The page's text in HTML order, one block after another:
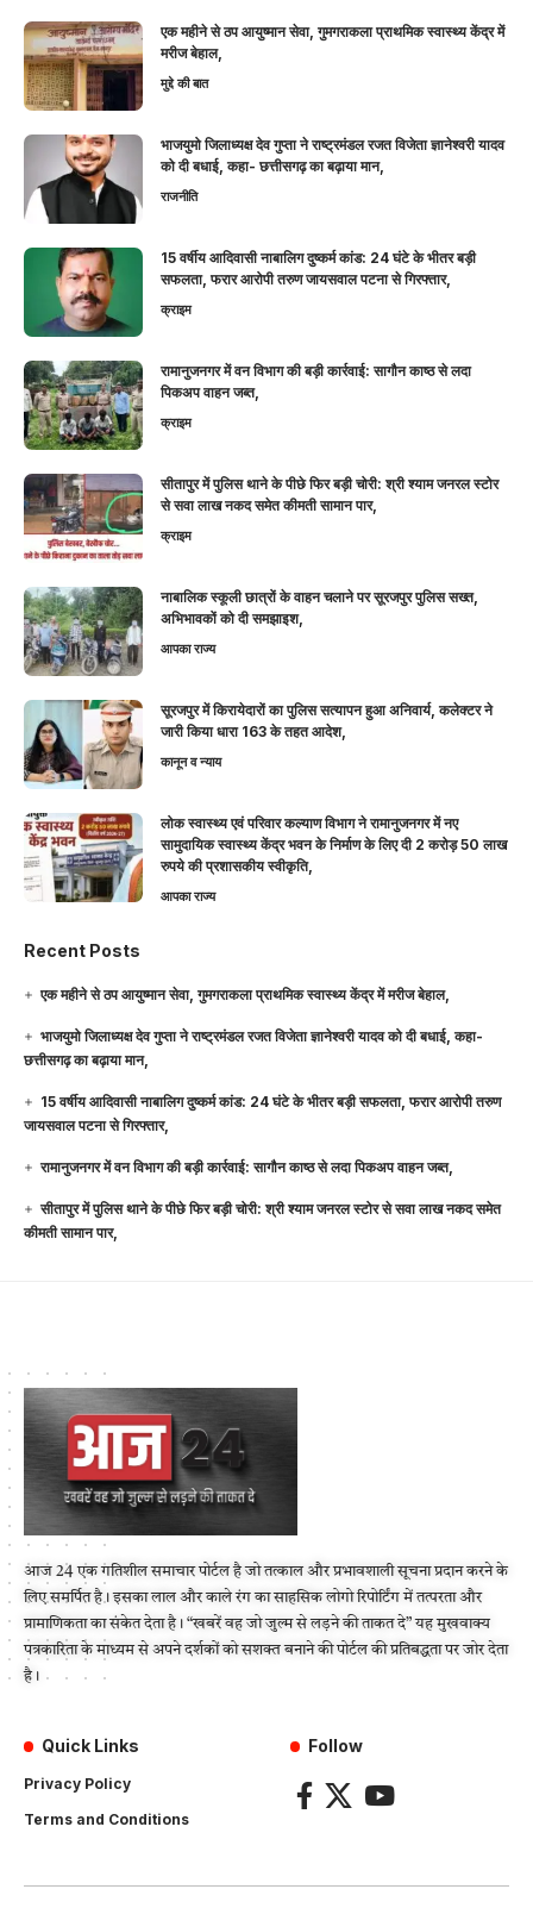
एक महीने से ठप आयुष्मान सेवा, गुमगराकला प्राथमिक स्वास्थ्य केंद्र में
मरीज बेहाल,
मुद्दे की बात
भाजयुमो जिलाध्यक्ष देव गुप्ता ने राष्ट्रमंडल रजत विजेता ज्ञानेश्वरी यादव
को दी बधाई, कहा- छत्तीसगढ़ का बढ़ाया मान,
राजनीति
15 वर्षीय आदिवासी नाबालिग दुष्कर्म कांड: 24 घंटे के भीतर बड़ी
सफलता, फरार आरोपी तरुण जायसवाल पटना से गिरफ्तार,
क्राइम
रामानुजनगर में वन विभाग की बड़ी कार्रवाई: सागौन काष्ठ से लदा
पिकअप वाहन जब्त,
क्राइम
सीतापुर में पुलिस थाने के पीछे फिर बड़ी चोरी: श्री श्याम जनरल स्टोर
से सवा लाख नकद समेत कीमती सामान पार,
क्राइम
नाबालिक स्कूली छात्रों के वाहन चलाने पर सूरजपुर पुलिस सख्त,
अभिभावकों को दी समझाइश,
आपका राज्य
सूरजपुर में किरायेदारों का पुलिस सत्यापन हुआ अनिवार्य, कलेक्टर ने
जारी किया धारा 163 के तहत आदेश,
कानून व न्याय
लोक स्वास्थ्य एवं परिवार कल्याण विभाग ने रामानुजनगर में नए
सामुदायिक स्वास्थ्य केंद्र भवन के निर्माण के लिए दी 2 करोड़ 50 लाख
रुपये की प्रशासकीय स्वीकृति,
आपका राज्य
Recent Posts
एक महीने से ठप आयुष्मान सेवा, गुमगराकला प्राथमिक स्वास्थ्य केंद्र में मरीज बेहाल,
भाजयुमो जिलाध्यक्ष देव गुप्ता ने राष्ट्रमंडल रजत विजेता ज्ञानेश्वरी यादव को दी बधाई, कहा-
छत्तीसगढ़ का बढ़ाया मान,
15 वर्षीय आदिवासी नाबालिग दुष्कर्म कांड: 24 घंटे के भीतर बड़ी सफलता, फरार आरोपी तरुण
जायसवाल पटना से गिरफ्तार,
रामानुजनगर में वन विभाग की बड़ी कार्रवाई: सागौन काष्ठ से लदा पिकअप वाहन जब्त,
सीतापुर में पुलिस थाने के पीछे फिर बड़ी चोरी: श्री श्याम जनरल स्टोर से सवा लाख नकद समेत
कीमती सामान पार,
आज 24 एक गतिशील समाचार पोर्टल है जो तत्काल और प्रभावशाली सूचना प्रदान करने के
लिए समर्पित है। इसका लाल और काले रंग का साहसिक लोगो रिपोर्टिंग में तत्परता और
प्रामाणिकता का संकेत देता है। “खबरें वह जो जुल्म से लड़ने की ताकत दे” यह मुखवाक्य
पत्रकारिता के माध्यम से अपने दर्शकों को सशक्त बनाने की पोर्टल की प्रतिबद्धता पर जोर देता
है।
Quick Links
Privacy Policy
Terms and Conditions
Follow